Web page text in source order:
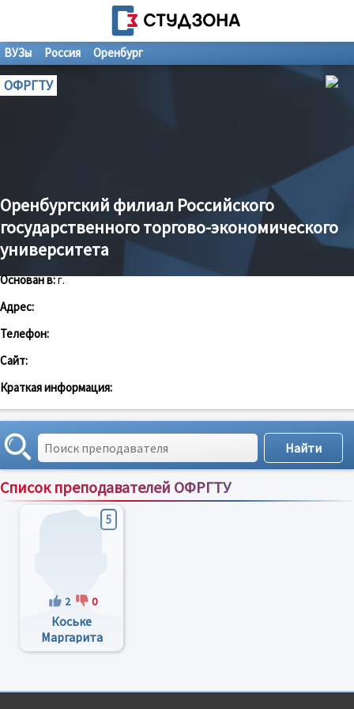
ВУЗы Россия Оренбург
ОФРГТУ
Оренбургский филиал Российского
государственного торгово-экономического
университета
Основан в:г.
Адрес:
Телефон:
Сайт:
Краткая информация:
Список преподавателей ОФРГТУ
Сортировка по:имени;рейтингу;отзывам
5
2 0
Коське
Маргарита
Семеновна